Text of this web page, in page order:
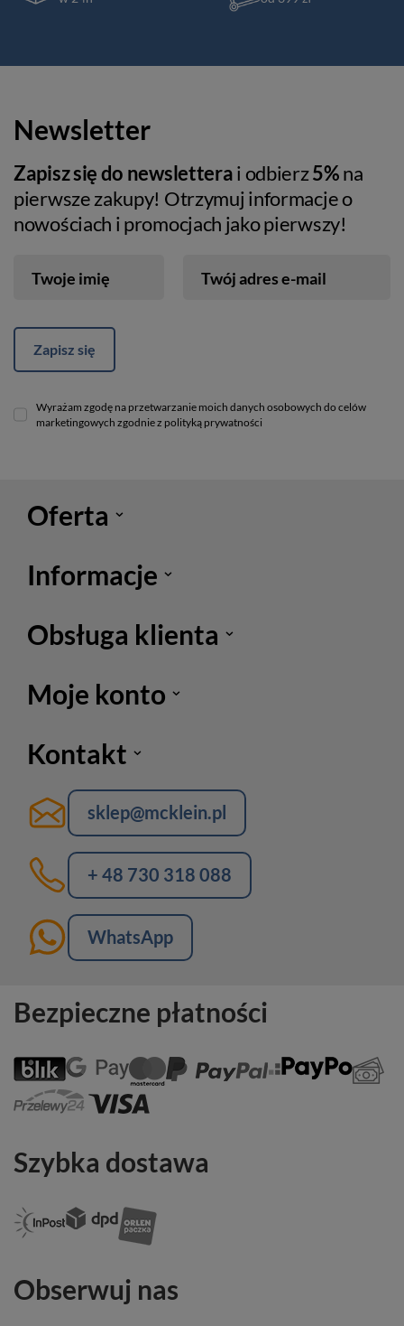
Newsletter
Zapisz się do newsletterai odbierz5%na
pierwsze zakupy! Otrzymuj informacje o
nowościach i promocjach jako pierwszy!
Twoje imię Twój adres e-mail
Zapisz się
Wyrażam zgodę na przetwarzanie moich danych osobowych do celów
marketingowych zgodnie z polityką prywatności
Oferta
Informacje
Obsługa klienta
Moje konto
Kontakt
sklep@mcklein.pl
+ 48 730 318 088
WhatsApp
Bezpieczne płatności
Szybka dostawa
Obserwuj nas